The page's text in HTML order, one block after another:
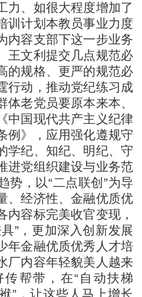
力、如很大程度增加了
训计划本教员事业力度
内容支部下这一步业务
王文利提交几点规范必
的规格、更严的规范必
行动，推动党纪练习成
老党员要原本来本、
中国现代共产主义纪律
例》，应用强化遵规守
学纪、知纪、明纪、守
进党组织建设与业务范
势，以“二点联创”为导
、经济性、金融优质优
内容标完美收官变现，
”，更加深入创新发展
年金融优质优秀人才培
厂内容年轻貌美人越来
帮带，在“自动扶梯